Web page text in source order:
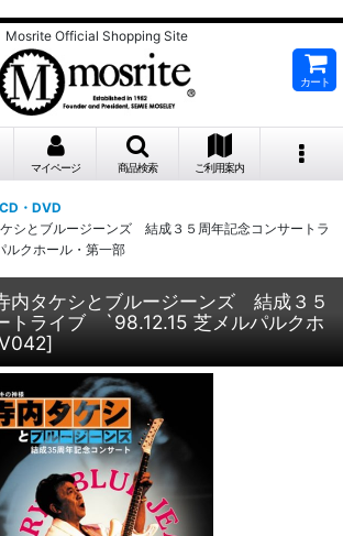
Mosrite Official Shopping Site
カート
マイページ 商品検索 ご利用案内
CD・DVD
シとブルージーンズ 結成３５周年記念コンサートラ
クホール・第一部
タケシとブルージーンズ 結成３５
トライブ `98.12.15 芝メルパルクホ
]